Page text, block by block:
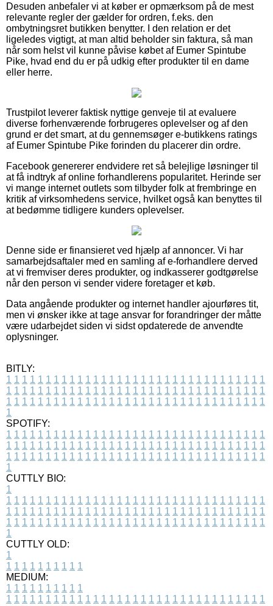
Desuden anbefaler vi at køber er opmærksom på de mest
relevante regler der gælder for ordren, f.eks. den
ombytningsret butikken benytter. I den relation er det
ligeledes vigtigt, at man altid beholder sin faktura, så man
når som helst vil kunne påvise købet af Eumer Spintube
Pike, hvad end du er på udkig efter produkter til en dame
eller herre.
Trustpilot leverer faktisk nyttige genveje til at evaluere
diverse forhenværende forbrugeres oplevelser og af den
grund er det smart, at du gennemsøger e-butikkens ratings
af Eumer Spintube Pike forinden du placerer din ordre.
Facebook genererer endvidere ret så belejlige løsninger til
at få indtryk af online forhandlerens popularitet. Herinde ser
vi mange internet outlets som tilbyder folk at frembringe en
kritik af virksomhedens service, hvilket også kan benyttes til
at bedømme tidligere kunders oplevelser.
Denne side er finansieret ved hjælp af annoncer. Vi har
samarbejdsaftaler med en samling af e-forhandlere derved
at vi fremviser deres produkter, og indkasserer godtgørelse
når den person vi sender videre foretager et køb.
Data angående produkter og internet handler ajourføres tit,
men vi ønsker ikke at tage ansvar for forandringer der måtte
være udarbejdet siden vi sidst opdaterede de anvendte
oplysninger.
BITLY:
1 1 1 1 1 1 1 1 1 1 1 1 1 1 1 1 1 1 1 1 1 1 1 1 1 1 1 1 1 1 1 1 1
1 1 1 1 1 1 1 1 1 1 1 1 1 1 1 1 1 1 1 1 1 1 1 1 1 1 1 1 1 1 1 1 1
1 1 1 1 1 1 1 1 1 1 1 1 1 1 1 1 1 1 1 1 1 1 1 1 1 1 1 1 1 1 1 1 1
1
SPOTIFY:
1 1 1 1 1 1 1 1 1 1 1 1 1 1 1 1 1 1 1 1 1 1 1 1 1 1 1 1 1 1 1 1 1
1 1 1 1 1 1 1 1 1 1 1 1 1 1 1 1 1 1 1 1 1 1 1 1 1 1 1 1 1 1 1 1 1
1 1 1 1 1 1 1 1 1 1 1 1 1 1 1 1 1 1 1 1 1 1 1 1 1 1 1 1 1 1 1 1 1
1
CUTTLY BIO:
1
1 1 1 1 1 1 1 1 1 1 1 1 1 1 1 1 1 1 1 1 1 1 1 1 1 1 1 1 1 1 1 1 1
1 1 1 1 1 1 1 1 1 1 1 1 1 1 1 1 1 1 1 1 1 1 1 1 1 1 1 1 1 1 1 1 1
1 1 1 1 1 1 1 1 1 1 1 1 1 1 1 1 1 1 1 1 1 1 1 1 1 1 1 1 1 1 1 1 1
1
CUTTLY OLD:
1
1 1 1 1 1 1 1 1 1 1
MEDIUM:
1 1 1 1 1 1 1 1 1 1
1 1 1 1 1 1 1 1 1 1 1 1 1 1 1 1 1 1 1 1 1 1 1 1 1 1 1 1 1 1 1 1 1